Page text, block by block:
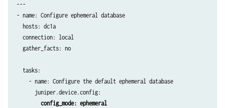
---
- name: Configure ephemeral database
  hosts: dc1a
  connection: local
  gather_facts: no
  tasks:
    - name: Configure the default ephemeral database
      juniper.device.config:
config_mode: ephemeral